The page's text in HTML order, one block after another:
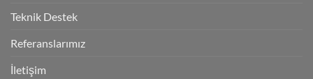
Teknik Destek
Referanslarımız
İletişim